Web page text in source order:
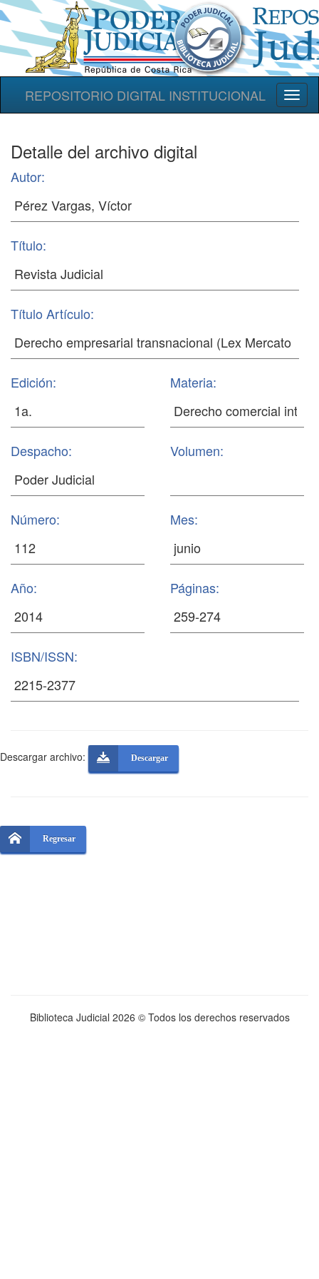
REPOSITORIO DIGITAL INSTITUCIONAL
Detalle del archivo digital
Autor:
Título:
Título Artículo:
Edición: Materia:
Despacho: Volumen:
Número: Mes:
Año: Páginas:
ISBN/ISSN:
Descargar archivo: Descargar
Regresar
Biblioteca Judicial 2026 © Todos los derechos reservados